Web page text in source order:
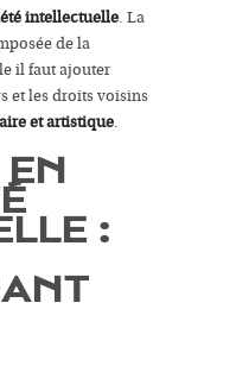
intellectuelle. La
de la
il faut ajouter
et les droits voisins
et artistique.
EN
: